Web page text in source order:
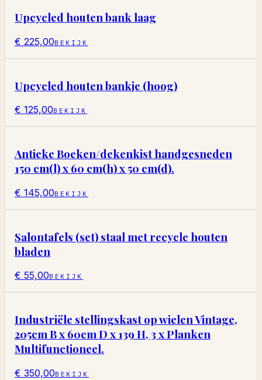
Upcycled houten bank laag
€ 225,00BEKIJK
Upcycled houten bankje (hoog)
€ 125,00BEKIJK
Antieke Boeken/dekenkist handgesneden
150 cm(l) x 60 cm(h) x 50 cm(d).
€ 145,00BEKIJK
Salontafels (set) staal met recycle houten
bladen
€ 55,00BEKIJK
Industriële stellingskast op wielen Vintage,
205cm B x 60cm D x 139 H, 3 x Planken
Multifunctioneel.
€ 350,00BEKIJK